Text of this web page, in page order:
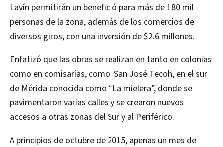
Lavín permitirán un benefició para más de 180 mil
personas de la zona, además de los comercios de
diversos giros, con una inversión de $2.6 millones.
Enfatizó que las obras se realizan en tanto en colonias
como en comisarías, como San José Tecoh, en el sur
de Mérida conocida como “La mielera”, donde se
pavimentaron varias calles y se crearon nuevos
accesos a otras zonas del Sur y al Periférico.
A principios de octubre de 2015, apenas un mes de